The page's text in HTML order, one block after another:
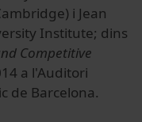
i Jean
Institute; dins
Competitive
a l'Auditori
de Barcelona.